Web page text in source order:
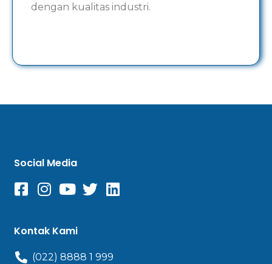
dengan kualitas industri.
Social Media
Kontak Kami
(022) 8888 1 999